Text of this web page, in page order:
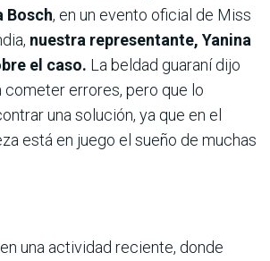
Bosch, en un evento oficial de Miss
nuestra representante, Yanina
el caso. La beldad guaraní dijo
cometer errores, pero que lo
una solución, ya que en el
está en juego el sueño de muchas
una actividad reciente, donde